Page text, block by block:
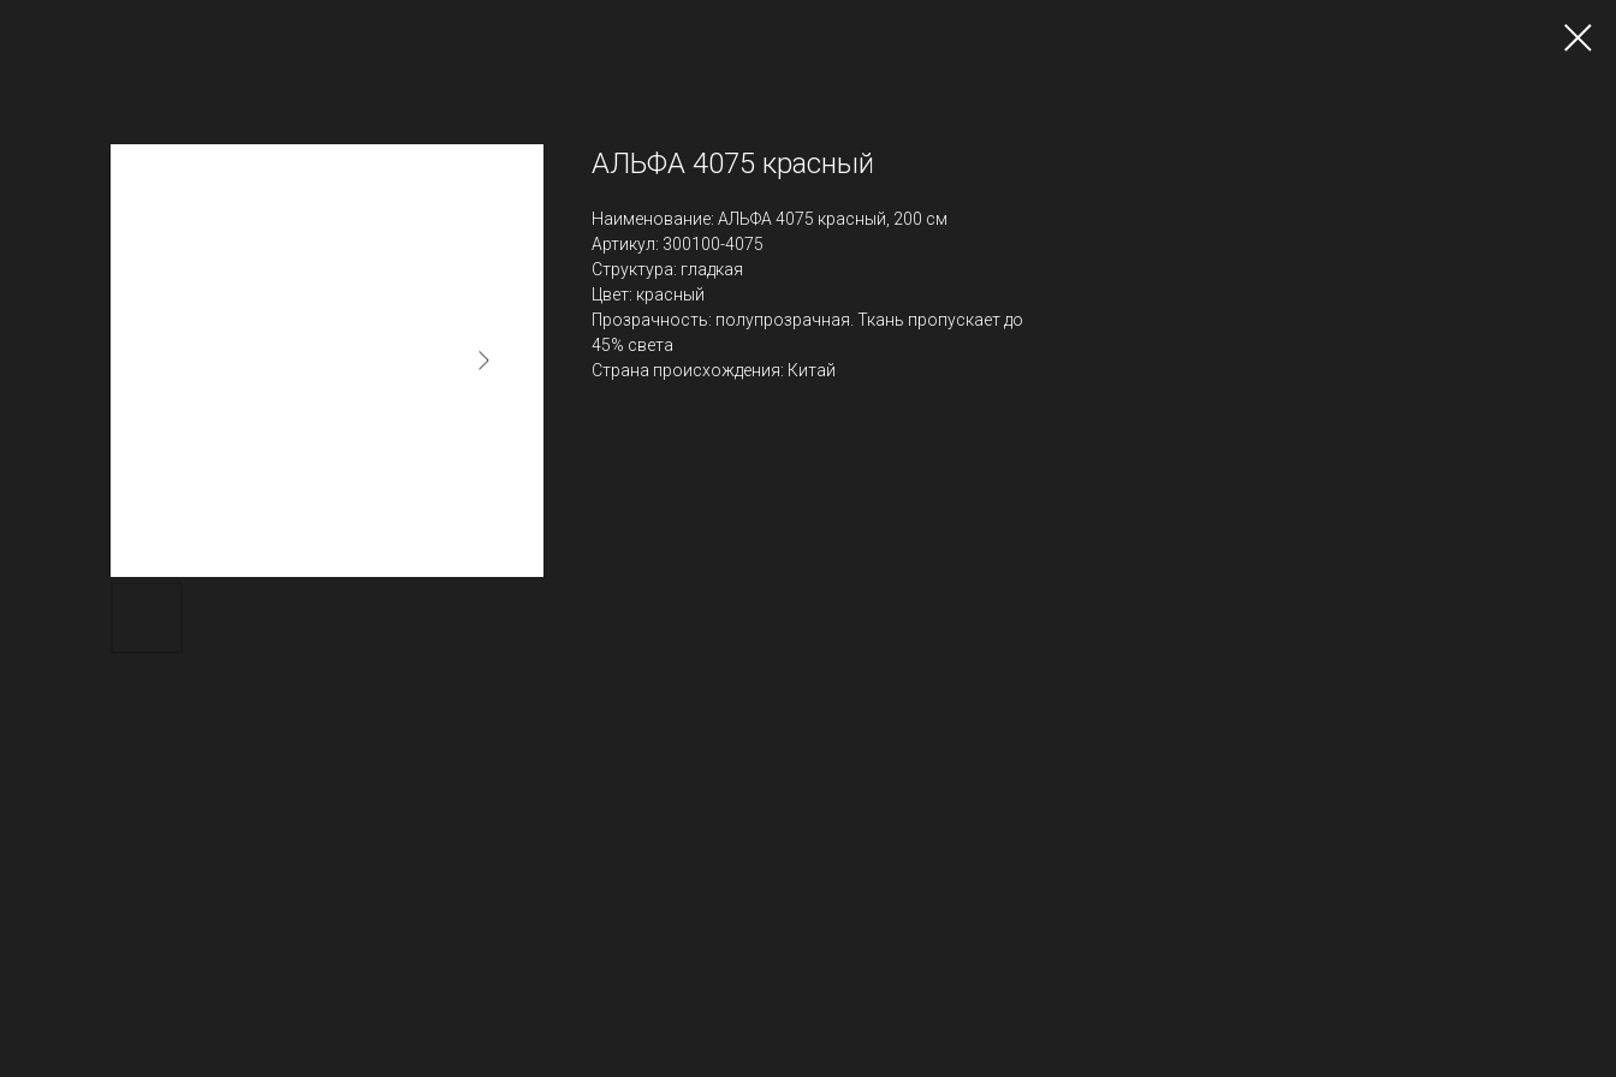
АЛЬФА 4075 красный
Наименование: АЛЬФА 4075 красный, 200 см
Артикул: 300100-4075
Структура: гладкая
Цвет: красный
Прозрачность: полупрозрачная. Ткань пропускает до
45% света
Страна происхождения: Китай